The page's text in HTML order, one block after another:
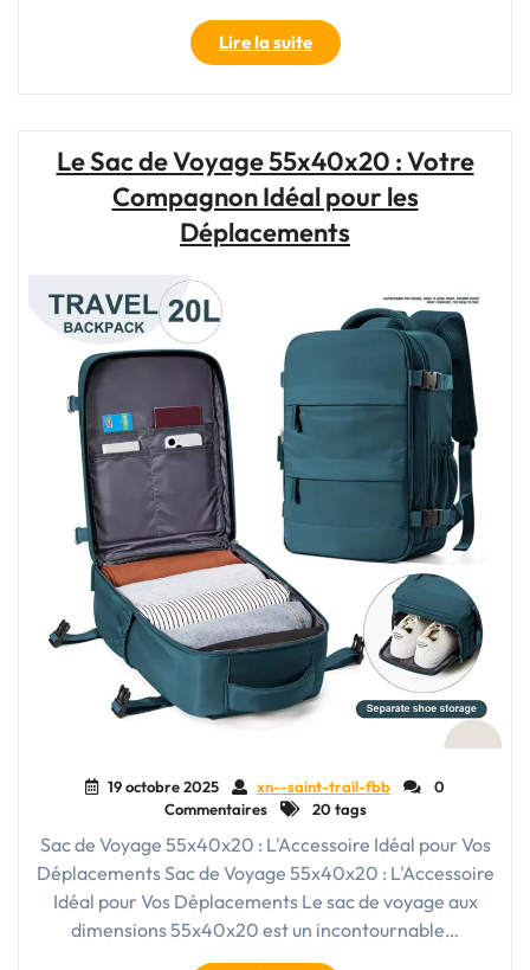
Lire la suite"Le
Sac
de
:
Votre
Compagnon
Stylé
l’Aventure"
Le Sac de Voyage 55x40x20 : Votre
Compagnon Idéal pour les
Déplacements
19 octobre 2025 xn--saint-trail-fbb
0
Commentaires
20 tags
Sac de Voyage 55x40x20 : L'Accessoire Idéal pour Vos
Déplacements Sac de Voyage 55x40x20 : L'Accessoire
Idéal pour Vos Déplacements Le sac de voyage aux
dimensions 55x40x20 est un incontournable…